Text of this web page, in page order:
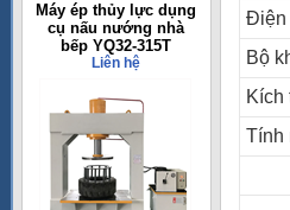
Máy ép thủy lực dụng
cụ nấu nướng nhà
bếp YQ32-315T
Liên hệ
Điện
Bộ
Kích
Tính